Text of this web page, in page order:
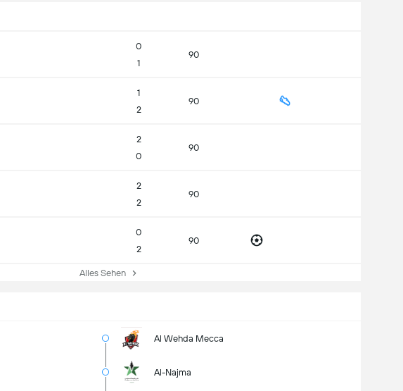
0
1
90
1
2
90
2
0
90
2
2
90
0
2
90
Alles Sehen
Al Wehda Mecca
Al-Najma